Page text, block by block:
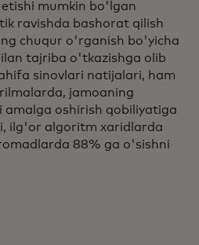
mumkin bo'lgan
ravishda bashorat qilish
chuqur o'rganish bo'yicha
tajriba o'tkazishga olib
sinovlari natijalari, ham
jamoaning
oshirish qobiliyatiga
ilg'or algoritm xaridlarda
88% ga o'sishni